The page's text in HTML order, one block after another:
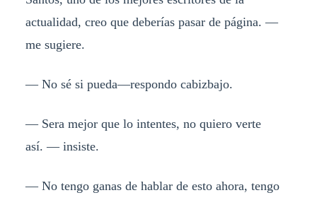
actualidad, creo que deberías pasar de página. —
me sugiere.
— No sé si pueda—respondo cabizbajo.
— Sera mejor que lo intentes, no quiero verte
así. — insiste.
— No tengo ganas de hablar de esto ahora, tengo